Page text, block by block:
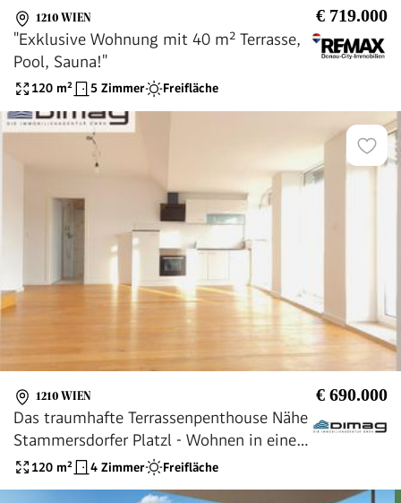
1210 WIEN € 719.000
"Exklusive Wohnung mit 40 m² Terrasse,
Pool, Sauna!"
120 m² 5 Zimmer Freifläche
1210 WIEN € 690.000
Das traumhafte Terrassenpenthouse Nähe
Stammersdorfer Platzl - Wohnen in einer
der schönsten Wohngegenden von Wien
120 m² 4 Zimmer Freifläche